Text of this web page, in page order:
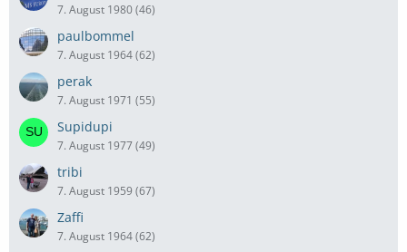
7. August 1980 (46)
paulbommel
7. August 1964 (62)
perak
7. August 1971 (55)
Supidupi
7. August 1977 (49)
tribi
7. August 1959 (67)
Zaffi
7. August 1964 (62)